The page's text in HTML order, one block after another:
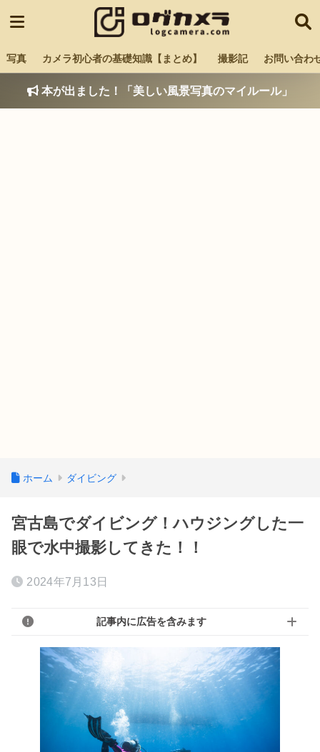
写真 カメラ初心者の基礎知識【まとめ】 撮影記 お問い合わ
本が出ました！「美しい風景写真のマイルール」
ホーム ダイビング
宮古島でダイビング！ハウジングした一
眼で水中撮影してきた！！
2024年7月13日
記事内に広告を含みます